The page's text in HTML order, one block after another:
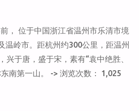
， 位于中国浙江省温州市乐清市境
温岭市。距杭州约300公里，距温州
兴于唐，盛于宋，素有“袁中绝胜、
南第一山。 -> 浏览次数： 1,025